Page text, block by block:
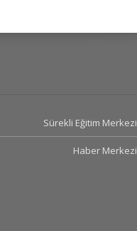
Sürekli Eğitim Merkezi
Haber Merkezi